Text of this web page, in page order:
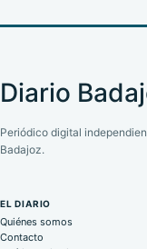
Diario
Periódico digital
Badajoz.
EL DIARIO
Quiénes somos
Contacto